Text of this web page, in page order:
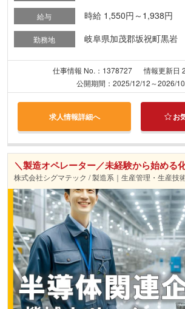
給与 時給 1,550円～1,938円
勤務地 岐阜県加茂郡坂祝町黒岩
仕事情報 No.：1378727
情報更新日
公開期間：2025/12/12～2026/
求人情報詳細へ お
＼製造オペレーター／未経験から始める
株式会社シグマテック / 製造系｜生産管理・生産技